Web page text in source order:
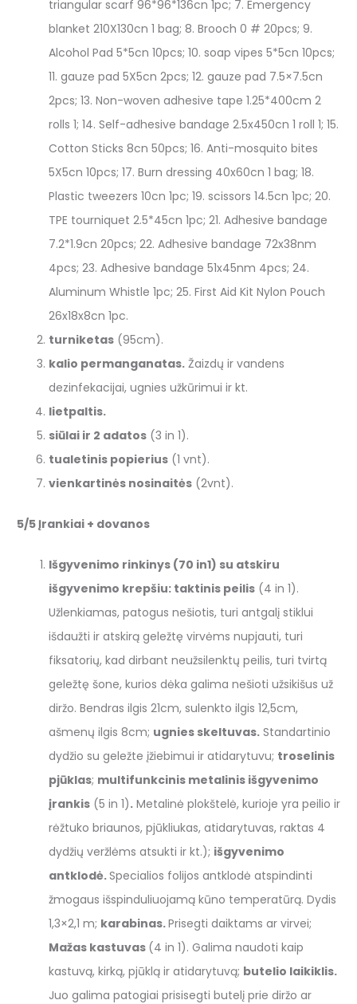
triangular scarf 96*96*136cn 1pc; 7. Emergency
blanket 210X130cn 1 bag; 8. Brooch 0 # 20pcs; 9.
Alcohol Pad 5*5cn 10pcs; 10. soap vipes 5*5cn 10pcs;
11. gauze pad 5X5cn 2pcs; 12. gauze pad 7.5×7.5cn
2pcs; 13. Non-woven adhesive tape 1.25*400cm 2
rolls 1; 14. Self-adhesive bandage 2.5x450cn 1 roll 1; 15.
Cotton Sticks 8cn 50pcs; 16. Anti-mosquito bites
5X5cn 10pcs; 17. Burn dressing 40x60cn 1 bag; 18.
Plastic tweezers 10cn 1pc; 19. scissors 14.5cn 1pc; 20.
TPE tourniquet 2.5*45cn 1pc; 21. Adhesive bandage
7.2*1.9cn 20pcs; 22. Adhesive bandage 72x38nm
4pcs; 23. Adhesive bandage 51x45nm 4pcs; 24.
Aluminum Whistle 1pc; 25. First Aid Kit Nylon Pouch
26x18x8cn 1pc.
turniketas (95cm).
kalio permanganatas. Žaizdų ir vandens
dezinfekacijai, ugnies užkūrimui ir kt.
lietpaltis.
siūlai ir 2 adatos (3 in 1).
tualetinis popierius (1 vnt).
vienkartinės nosinaitės (2vnt).
5/5 Įrankiai + dovanos
Išgyvenimo rinkinys (70 in1) su atskiru
išgyvenimo krepšiu: taktinis peilis (4 in 1).
Užlenkiamas, patogus nešiotis, turi antgalį stiklui
išdaužti ir atskirą geležtę virvėms nupjauti, turi
fiksatorių, kad dirbant neužsilenktų peilis, turi tvirtą
geležtę šone, kurios dėka galima nešioti užsikišus už
diržo. Bendras ilgis 21cm, sulenkto ilgis 12,5cm,
ašmenų ilgis 8cm; ugnies skeltuvas. Standartinio
dydžio su geležte įžiebimui ir atidarytuvu; troselinis
pjūklas; multifunkcinis metalinis išgyvenimo
įrankis (5 in 1). Metalinė plokštelė, kurioje yra peilio ir
rėžtuko briaunos, pjūkliukas, atidarytuvas, raktas 4
dydžių veržlėms atsukti ir kt.); išgyvenimo
antklodė.Specialios folijos antklodė atspindinti
žmogaus išspinduliuojamą kūno temperatūrą. Dydis
1,3×2,1 m; karabinas.Prisegti daiktams ar virvei;
Mažas kastuvas (4 in 1). Galima naudoti kaip
kastuvą, kirką, pjūklą ir atidarytuvą; butelio laikiklis.
Juo galima patogiai prisisegti butelį prie diržo ar